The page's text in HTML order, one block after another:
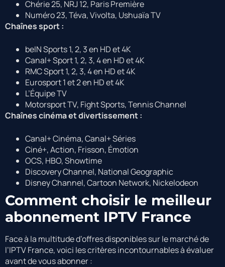
Chérie 25, NRJ 12, Paris Première
Numéro 23, Téva, Vivolta, Ushuaïa TV
Chaînes sport :
beIN Sports 1, 2, 3 en HD et 4K
Canal+ Sport 1, 2, 3, 4 en HD et 4K
RMC Sport 1, 2, 3, 4 en HD et 4K
Eurosport 1 et 2 en HD et 4K
L’Équipe TV
Motorsport TV, Fight Sports, Tennis Channel
Chaînes cinéma et divertissement :
Canal+ Cinéma, Canal+ Séries
Ciné+, Action, Frisson, Émotion
OCS, HBO, Showtime
Discovery Channel, National Geographic
Disney Channel, Cartoon Network, Nickelodeon
Comment choisir le meilleur
abonnement IPTV France
Face à la multitude d’offres disponibles sur le marché de
l’IPTV France, voici les critères incontournables à évaluer
avant de vous abonner :